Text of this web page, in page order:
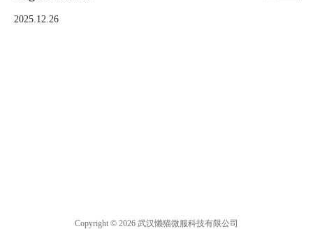
2025.12.26
Copyright © 2026 武汉懒猫微服科技有限公司